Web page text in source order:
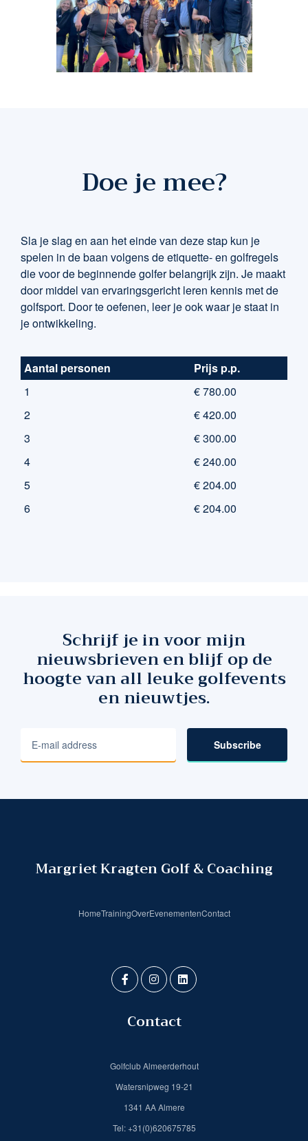
Doe je mee?
Sla je slag en aan het einde van deze stap kun je
spelen in de baan volgens de etiquette- en golfregels
die voor de beginnende golfer belangrijk zijn. Je maakt
door middel van ervaringsgericht leren kennis met de
golfsport. Door te oefenen, leer je ook waar je staat in
je ontwikkeling.
Aantal personen
Prijs p.p.
1
€ 780.00
2
€ 420.00
3
€ 300.00
4
€ 240.00
5
€ 204.00
6
€ 204.00
Schrijf je in voor mijn
nieuwsbrieven en blijf op de
hoogte van all leuke golfevents
en nieuwtjes.
Subscribe
Margriet Kragten Golf & Coaching
HomeTrainingOverEvenementenContact
Contact
Golfclub Almeerderhout
Watersnipweg 19-21
1341 AA Almere
Tel: +31(0)620675785